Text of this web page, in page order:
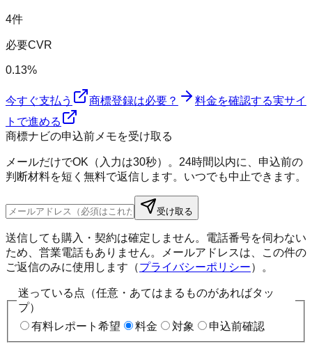
4件
必要CVR
0.13%
今すぐ支払う 商標登録は必要？ 料金を確認する実サイ
トで進める
商標ナビの申込前メモを受け取る
メールだけでOK（入力は30秒）。24時間以内に、申込前の
判断材料を短く無料で返信します。いつでも中止できます。
受け取る
送信しても購入・契約は確定しません。電話番号を伺わない
ため、営業電話もありません。メールアドレスは、この件の
ご返信のみに使用します（プライバシーポリシー）。
迷っている点（任意・あてはまるものがあればタッ
プ）
有料レポート希望
料金 対象 申込前確認